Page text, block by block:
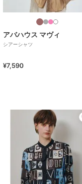
アバハウス マヴィ
シアーシャツ
¥7,590